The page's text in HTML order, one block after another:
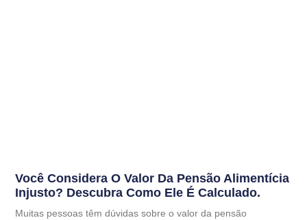
Você Considera O Valor Da Pensão Alimentícia
Injusto? Descubra Como Ele É Calculado.
Muitas pessoas têm dúvidas sobre o valor da pensão